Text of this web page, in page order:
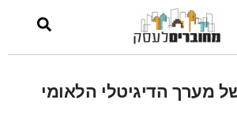
מערך הדיגיטלי הלאומי